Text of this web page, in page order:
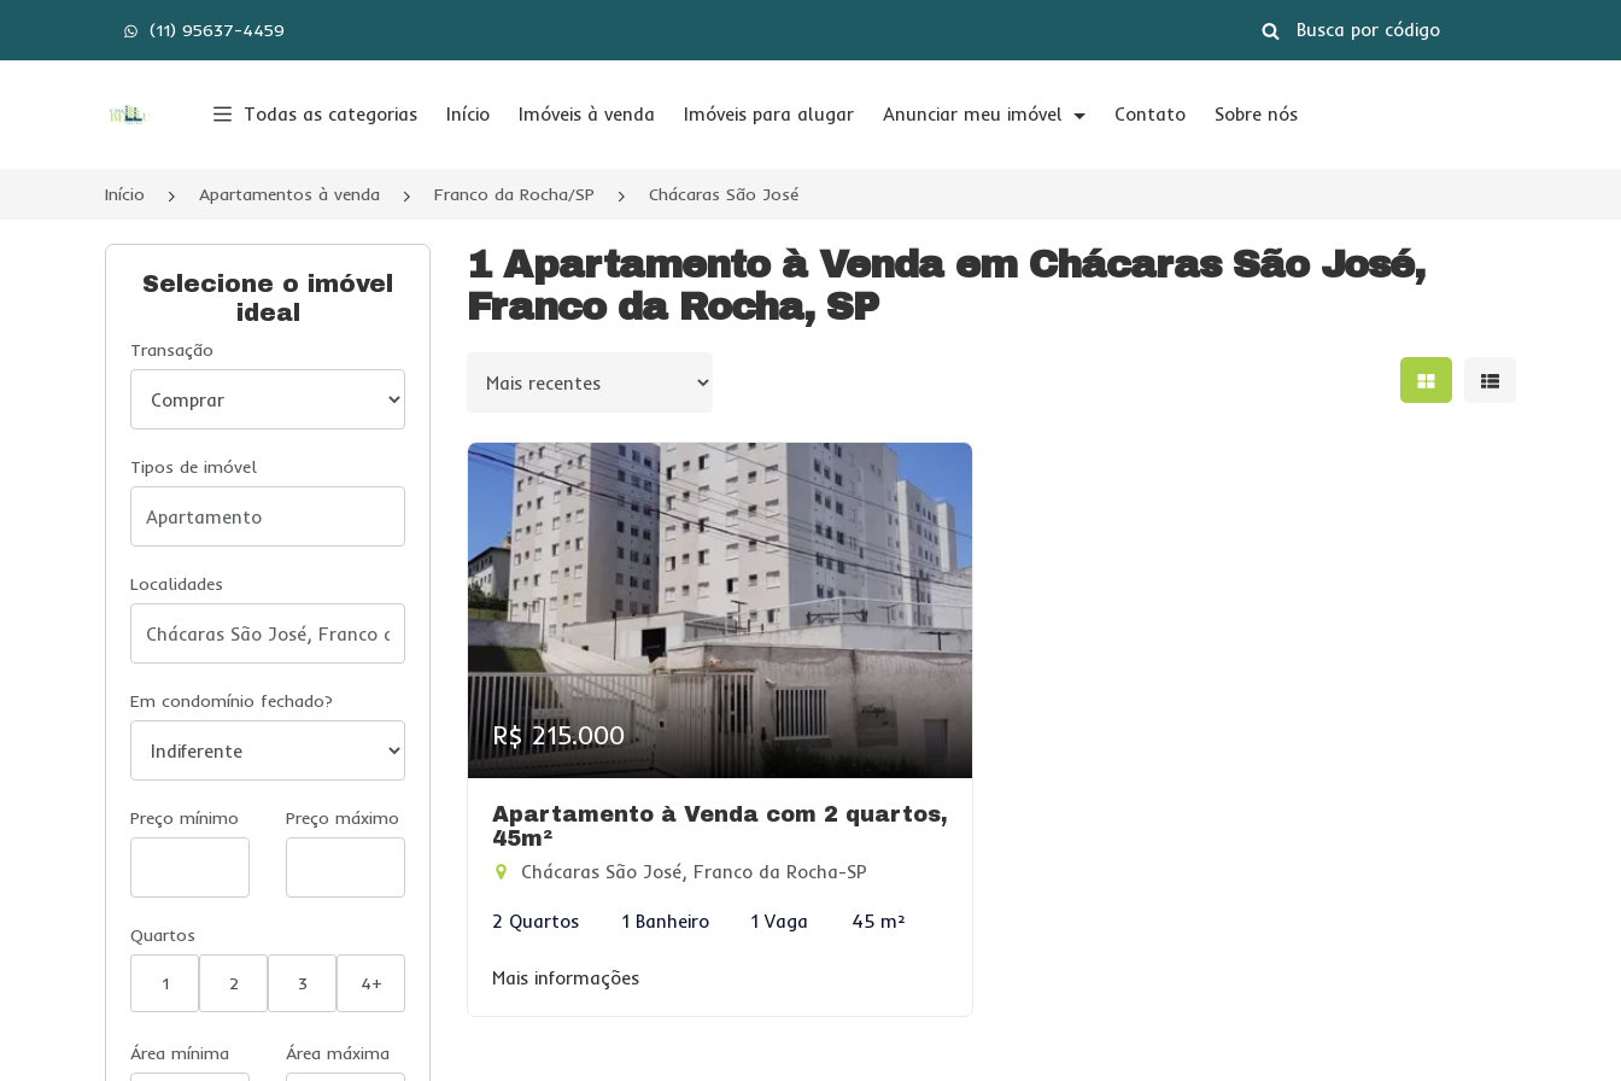
(11) 95637-4459
Página inicial
Todas as categorias Início Imóveis à venda Imóveis para alugar Anunciar meu imóvel Contato Sobre nós
Início Apartamentos à venda Franco da Rocha/SP Chácaras São José
Selecione o imóvel
ideal
Transação
Tipos de imóvel
Localidades
Em condomínio fechado?
Preço mínimo Preço máximo
Quartos
1 2 3 4+
Área mínima Área máxima
1 Apartamento à Venda em Chácaras São José,
Franco da Rocha, SP
Ordenar por Mostrar resultados
Mostrar
R$ 215.000
Apartamento à Venda com 2 quartos,
45m²
Chácaras São José, Franco da Rocha-SP
2 Quartos 1 Banheiro 1 Vaga 45 m²
Mais informações